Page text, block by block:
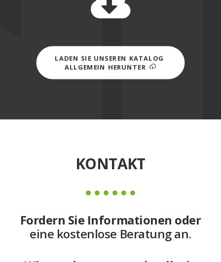
LADEN SIE UNSEREN KATALOG
ALLGEMEIN HERUNTER
KONTAKT
Fordern Sie Informationen oder
eine kostenlose Beratung an.